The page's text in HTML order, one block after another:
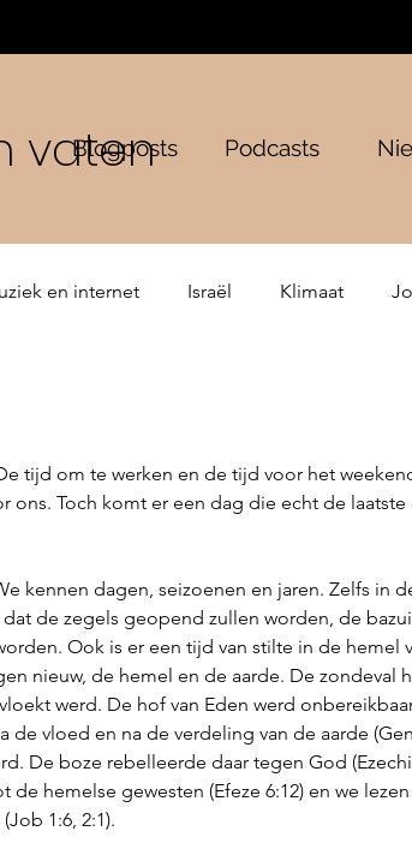
vaten
Blogposts Podcasts
en internet Israël Klimaat
tijd om te werken en de tijd voor het
ons. Toch komt er een dag die echt de laatste
kennen dagen, seizoenen en jaren. Zelfs in
de zegels geopend zullen worden, de
Ook is er een tijd van stilte in de hemel
nieuw, de hemel en de aarde. De zondeval
werd. De hof van Eden werd
vloed en na de verdeling van de aarde
De boze rebelleerde daar tegen God
hemelse gewesten (Efeze 6:12) en we
1:6, 2:1).